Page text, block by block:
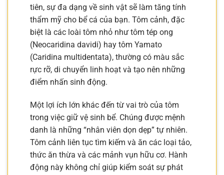
tiên, sự đa dạng về sinh vật sẽ làm tăng tính
thẩm mỹ cho bể cá của bạn. Tôm cảnh, đặc
biệt là các loài tôm nhỏ như tôm tép ong
(Neocaridina davidi) hay tôm Yamato
(Caridina multidentata), thường có màu sắc
rực rỡ, di chuyển linh hoạt và tạo nên những
điểm nhấn sinh động.
Một lợi ích lớn khác đến từ vai trò của tôm
trong việc giữ vệ sinh bể. Chúng được mệnh
danh là những “nhân viên dọn dẹp” tự nhiên.
Tôm cảnh liên tục tìm kiếm và ăn các loại tảo,
thức ăn thừa và các mảnh vụn hữu cơ. Hành
động này không chỉ giúp kiểm soát sự phát